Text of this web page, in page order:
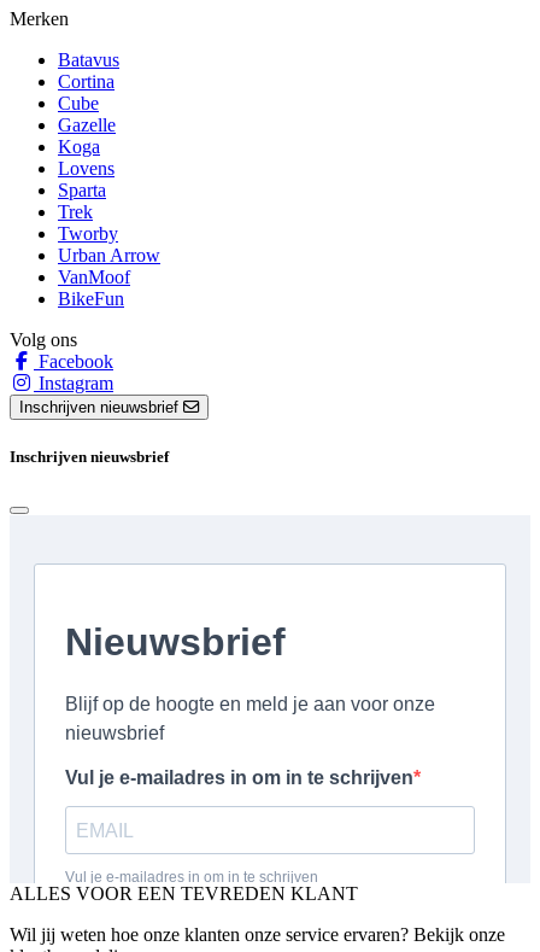
Merken
Batavus
Cortina
Cube
Gazelle
Koga
Lovens
Sparta
Trek
Tworby
Urban Arrow
VanMoof
BikeFun
Volg ons
Facebook
Instagram
Inschrijven nieuwsbrief
Inschrijven nieuwsbrief
ALLES VOOR EEN TEVREDEN KLANT
Wil jij weten hoe onze klanten onze service ervaren? Bekijk onze